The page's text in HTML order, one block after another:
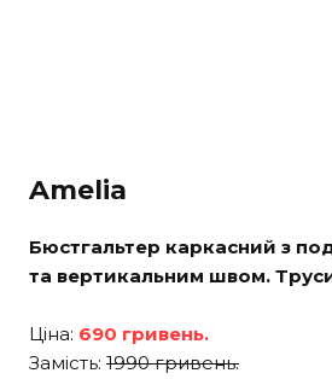
Amelia
Бюстгальтер каркасний з
та вертикальним швом.
Ціна: 690 гривень.
Замість: 1990 гривень.